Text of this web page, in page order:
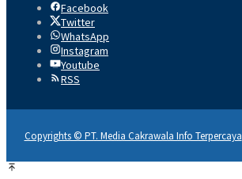
Facebook
Twitter
WhatsApp
Instagram
Youtube
RSS
Copyrights © PT. Media Cakrawala Info Terpercaya